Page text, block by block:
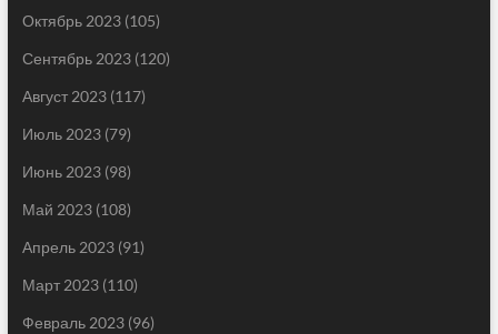
Октябрь 2023(105)
Сентябрь 2023(120)
Август 2023(117)
Июль 2023(79)
Июнь 2023(98)
Май 2023(108)
Апрель 2023(91)
Март 2023(110)
Февраль 2023(96)